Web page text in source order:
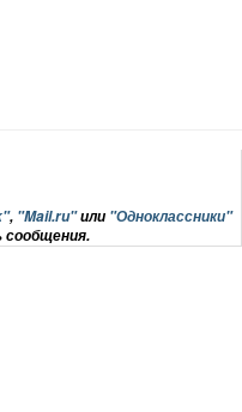
, "Mail.ru"или "Одноклассники"